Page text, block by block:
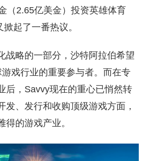
（2.65亿美金）投资英雄体育
起了一番热议。
战略的一部分，沙特阿拉伯希望
戏行业的重要参与者。而在专
后，Savvy现在的重心已悄然转
、发行和收购顶级游戏方面，
得的游戏产业。